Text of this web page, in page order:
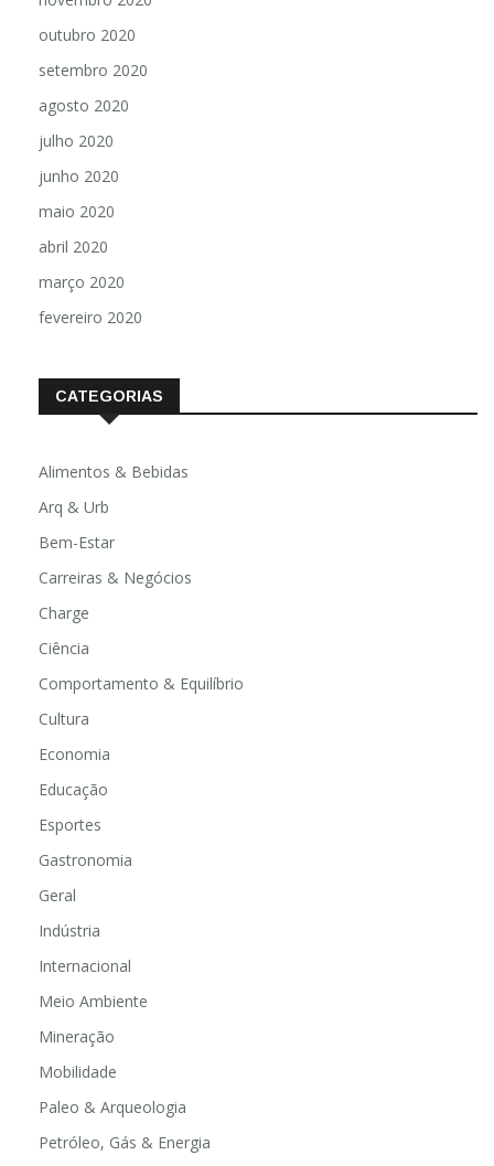
outubro 2020
setembro 2020
agosto 2020
julho 2020
junho 2020
maio 2020
abril 2020
março 2020
fevereiro 2020
CATEGORIAS
Alimentos & Bebidas
Arq & Urb
Bem-Estar
Carreiras & Negócios
Charge
Ciência
Comportamento & Equilíbrio
Cultura
Economia
Educação
Esportes
Gastronomia
Geral
Indústria
Internacional
Meio Ambiente
Mineração
Mobilidade
Paleo & Arqueologia
Petróleo, Gás & Energia